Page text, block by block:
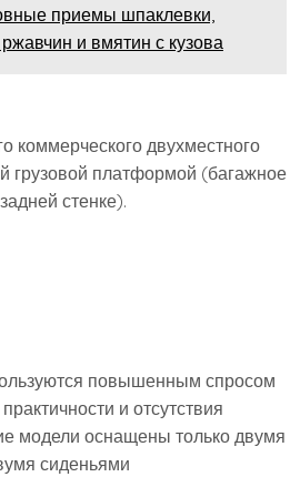
приемы шпаклевки,
и вмятин с кузова
коммерческого двухместного
грузовой платформой (багажное
стенке).
повышенным спросом
и отсутствия
модели оснащены только двумя
сиденьями